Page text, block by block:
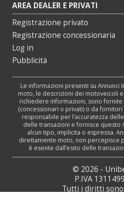
AREA DEALER E PRIVATI
Registrazione privato
Registrazione concessionaria
Log in
Pubblicità
Le informazioni presenti su Annunci
moto, le descrizioni dei motoveicoli
richiedere informazioni, sono
(concessionari o privati) o da fornitori
responsabile per l’accuratezza
delle transazioni e fornisce questo
alcun tipo, implicita o espressa.
direttamente moto, non percepisce
è esente dall’esito delle
© 2026 -
P.IVA
Tutti i diritti